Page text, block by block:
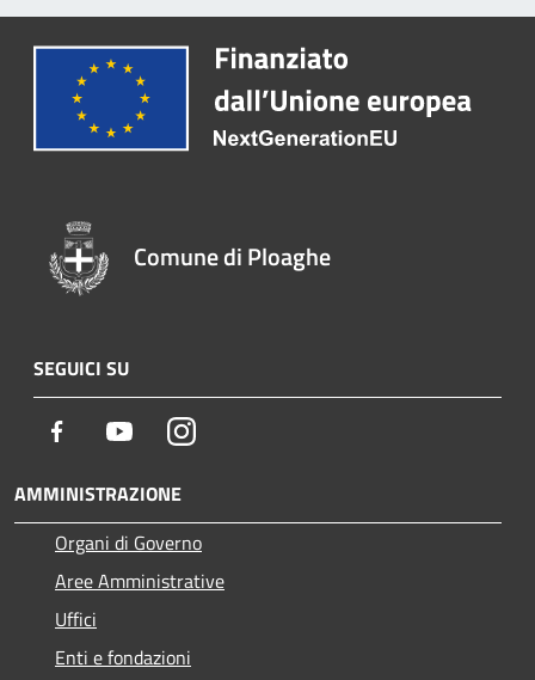
Comune di Ploaghe
SEGUICI SU
Facebook YoutubeInstagram
AMMINISTRAZIONE
Organi di Governo
Aree Amministrative
Uffici
Enti e fondazioni